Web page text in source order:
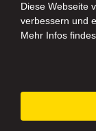
Diese Webseite
verbessern und
Mehr Infos